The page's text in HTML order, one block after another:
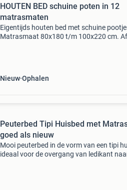
HOUTEN BED schuine poten in 12
matrasmaten
Eigentijds houten bed met schuine
Matrasmaat 80x180 t/m 100x220 cm.
Nieuw Ophalen
Peuterbed Tipi Huisbed met
goed als nieuw
Mooi peuterbed in de vorm van een tipi
ideaal voor de overgang van ledikant